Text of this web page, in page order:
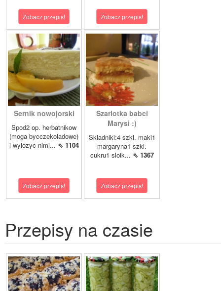
Zobacz przepis! Zobacz przepis!
Sernik nowojorski
Spod2 op. herbatnikow
(moga bycczekoladowe)
i wylozyc nimi... ⇖ 1104
Zobacz przepis!
Szarlotka babci
Marysi :)
Skladniki:4 szkl. maki1
margaryna1 szkl.
cukru1 sloik... ⇖ 1367
Zobacz przepis!
Przepisy na czasie